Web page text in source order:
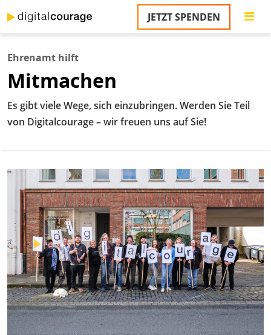
zum
Inhalt
JETZT SPENDEN
Ehrenamt hilft
Mitmachen
Es gibt viele Wege, sich einzubringen. Werden Sie Teil
von Digitalcourage – wir freuen uns auf Sie!